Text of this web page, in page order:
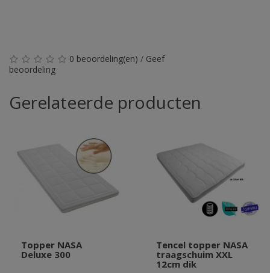
0 beoordeling(en) / Geef
beoordeling
Gerelateerde producten
Topper NASA
Deluxe 300
Tencel topper NASA
traagschuim XXL
12cm dik